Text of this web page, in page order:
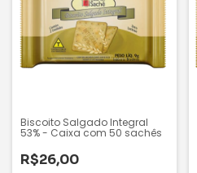
Biscoito Salgado Integral
53% - Caixa com 50 sachês
R$26,00